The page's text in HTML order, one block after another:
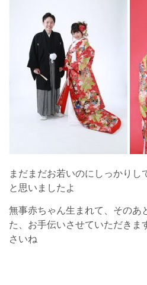
まだまだお若いのにしっかりし
と思いましたよ
無事赤ちゃん生まれて、そのあ
た、お手伝いさせていただきま
さいね